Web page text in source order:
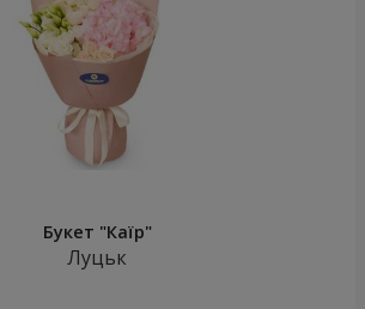
Букет "Каїр"
Луцьк